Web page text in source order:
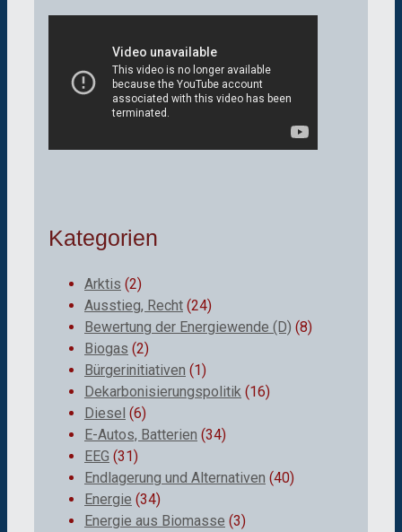
Kategorien
Arktis (2)
Ausstieg, Recht (24)
Bewertung der Energiewende (D) (8)
Biogas (2)
Bürgerinitiativen (1)
Dekarbonisierungspolitik (16)
Diesel (6)
E-Autos, Batterien (34)
EEG (31)
Endlagerung und Alternativen (40)
Energie (34)
Energie aus Biomasse (3)